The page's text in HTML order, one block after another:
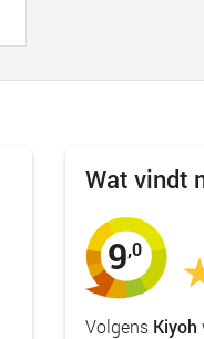
Wat vindt
9,0
Volgens Kiyoh